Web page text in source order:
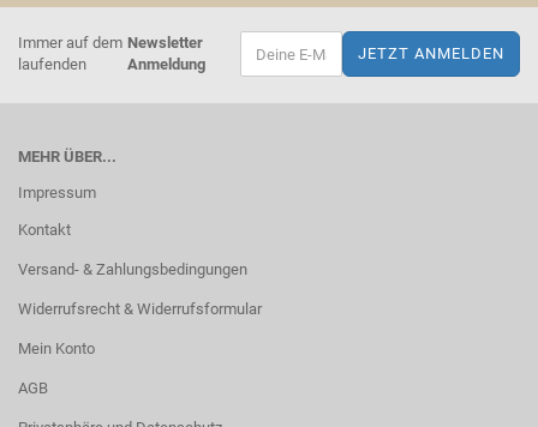
Immer auf dem
laufenden
Newsletter
Anmeldung
MEHR ÜBER...
Impressum
Kontakt
Versand- & Zahlungsbedingungen
Widerrufsrecht & Widerrufsformular
Mein Konto
AGB